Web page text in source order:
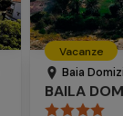
Vacanze
Baia
BAILA